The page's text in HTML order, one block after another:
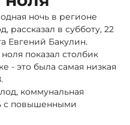
ночь в регионе
рассказал в субботу, 22
Евгений Бакулин.
показал столбик
- это была самая низкая
коммунальная
с повышенными